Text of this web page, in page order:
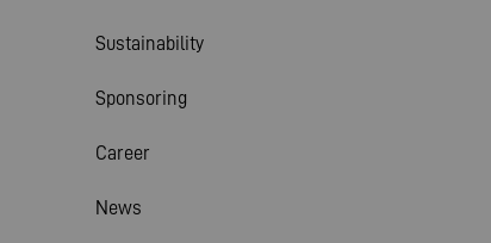
Sustainability
Sponsoring
Career
News